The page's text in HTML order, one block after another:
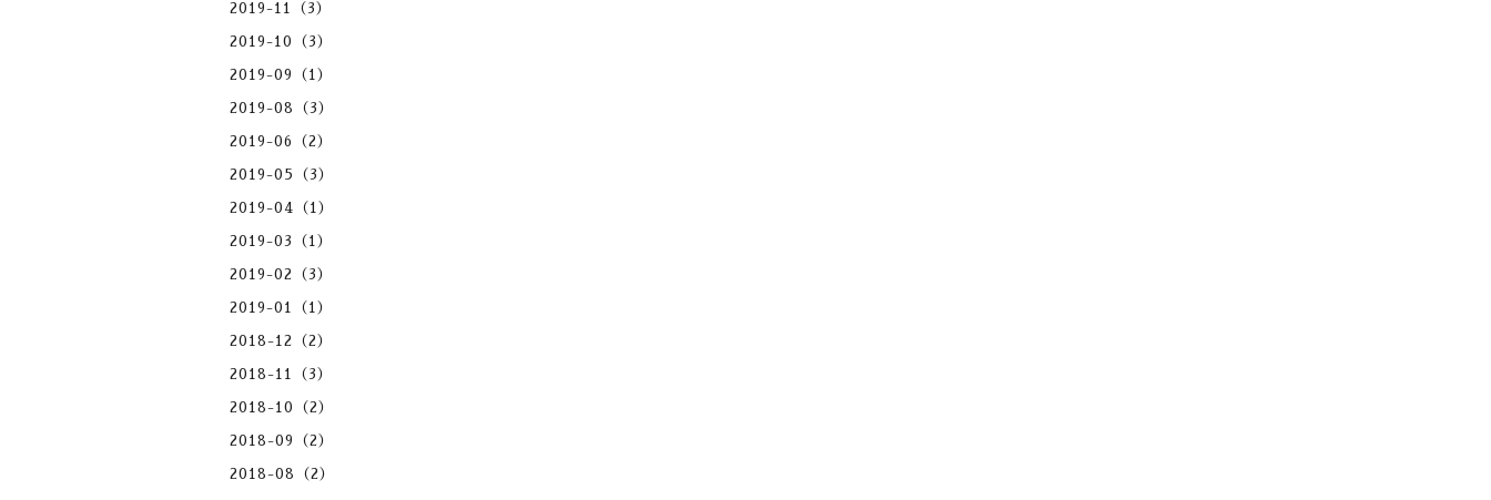
2019-11（3）
2019-10（3）
2019-09（1）
2019-08（3）
2019-06（2）
2019-05（3）
2019-04（1）
2019-03（1）
2019-02（3）
2019-01（1）
2018-12（2）
2018-11（3）
2018-10（2）
2018-09（2）
2018-08（2）